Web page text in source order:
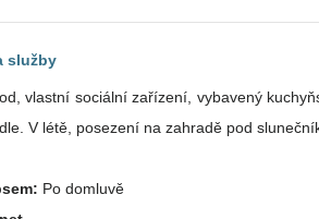
služby
vlastní sociální zařízení, vybavený
V létě, posezení na zahradě pod
Po domluvě